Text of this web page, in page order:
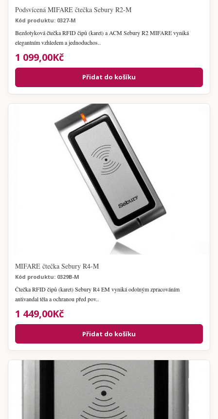
Podsvícená MIFARE čtečka Sebury R2-M
Kód produktu: 0327-M
Bezdotyková čtečka RFID čipů (karet) a ACM Sebury R2 MIFARE vyniká
elegantním vzhledem a jednoduchos..
1 099,00Kč
Přidat do košíku
MIFARE čtečka Sebury R4-M
Kód produktu: 0329B-M
Čtečka RFID čipů (karet) Sebury R4 EM vyniká odolným zpracováním
antivandal těla a ochranou před pov..
1 449,00Kč
Přidat do košíku